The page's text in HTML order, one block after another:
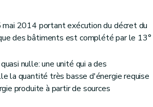
2014 portant exécution du décret du
des bâtiments est complété par le 13°
nulle: une unité qui a des
la quantité très basse d'énergie requise
produite à partir de sources